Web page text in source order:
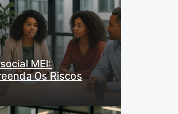
MEI:
Os Riscos